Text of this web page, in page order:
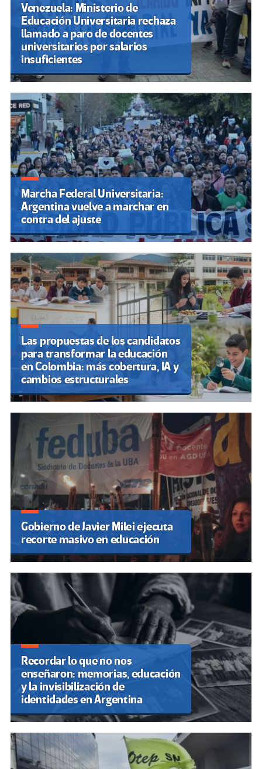
Venezuela: Ministerio de
Educación Universitaria rechaza
llamado a paro de docentes
universitarios por salarios
insuficientes
Marcha Federal Universitaria:
Argentina vuelve a marchar en
contra del ajuste
Las propuestas de los candidatos
para transformar la educación
en Colombia: más cobertura, IA y
cambios estructurales
Gobierno de Javier Milei ejecuta
recorte masivo en educación
Recordar lo que no nos
enseñaron: memorias, educación
y la invisibilización de
identidades en Argentina